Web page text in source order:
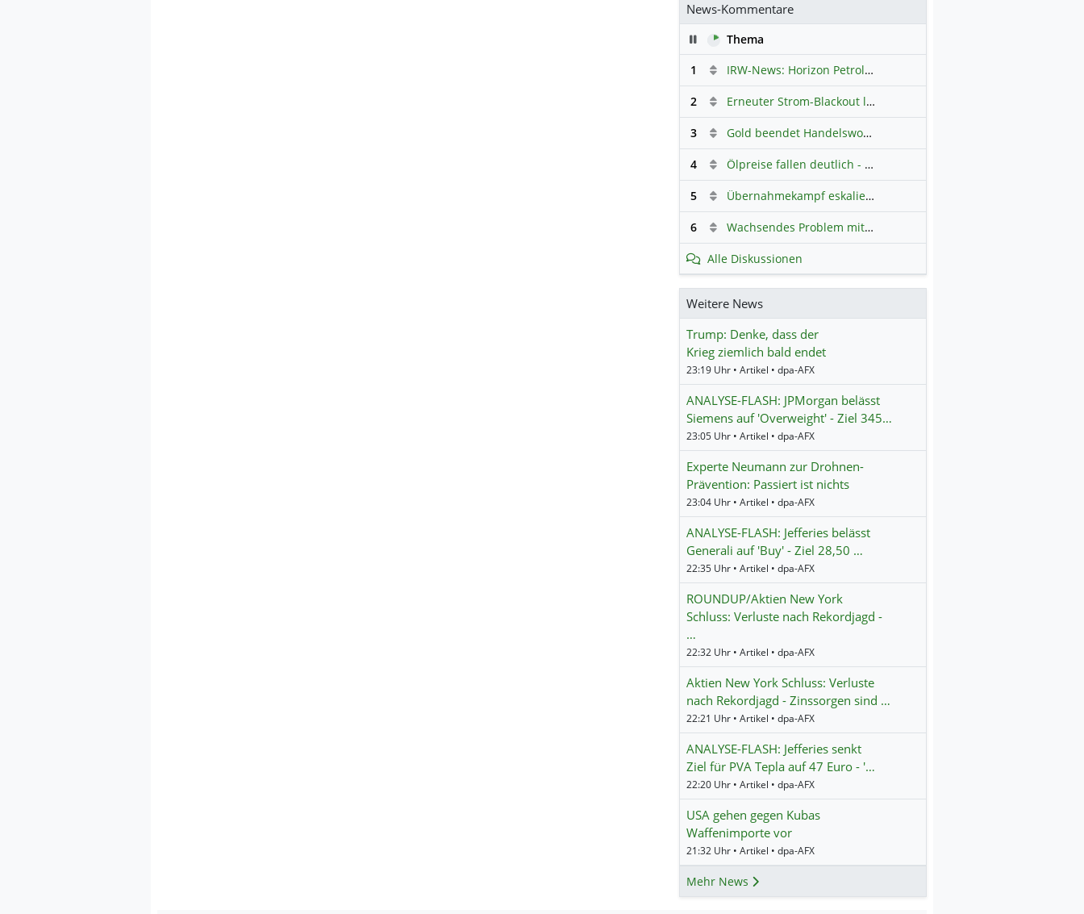
News-Kommentare
PauseThema
1
IRW-News: Horizon Petroleum Ltd. : Horizon Petroleum beginnt mit der Testförderung im Projekt Lachowice in Polen und schließt die Platzierung einer überzeichneten Wandelanleihe ab
2 Erneuter Strom-Blackout legt ganz Kuba lahm
3 Gold beendet Handelswoche mit Knall: Barrick Mining – Ist diese Aktie wieder ein Kauf?
4 Ölpreise fallen deutlich - Fortschritte zwischen USA und Iran belasten
5 Übernahmekampf eskaliert: Wird die Commerzbank italienisch?
6 Wachsendes Problem mit kriminellen Kunden im Online-Handel
Alle Diskussionen
Weitere News
Trump: Denke, dass der
Krieg ziemlich bald endet
23:19 Uhr • Artikel • dpa-AFX
ANALYSE-FLASH: JPMorgan belässt
Siemens auf 'Overweight' - Ziel 345…
23:05 Uhr • Artikel • dpa-AFX
Experte Neumann zur Drohnen-
Prävention: Passiert ist nichts
23:04 Uhr • Artikel • dpa-AFX
ANALYSE-FLASH: Jefferies belässt
Generali auf 'Buy' - Ziel 28,50 …
22:35 Uhr • Artikel • dpa-AFX
ROUNDUP/Aktien New York
Schluss: Verluste nach Rekordjagd -
…
22:32 Uhr • Artikel • dpa-AFX
Aktien New York Schluss: Verluste
nach Rekordjagd - Zinssorgen sind …
22:21 Uhr • Artikel • dpa-AFX
ANALYSE-FLASH: Jefferies senkt
Ziel für PVA Tepla auf 47 Euro - '…
22:20 Uhr • Artikel • dpa-AFX
USA gehen gegen Kubas
Waffenimporte vor
21:32 Uhr • Artikel • dpa-AFX
Mehr News